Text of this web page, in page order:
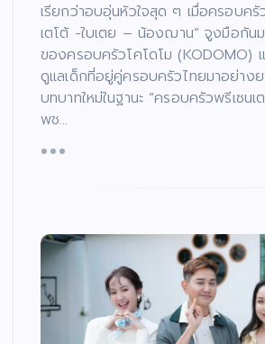
เรียกว่าอบอุ่นหัวใจสุด ๆ เมื่อครอบค
เตโต้ -ใบเตย – น้องฌาน” จูงมือกันม
ของครอบครัวโคโดโม
ดูแลเด็กที่อยู่คู่ครอบครัวไทยมาอย่าง
บทบาทใหม่ในฐานะ “ครอบครัวพรีเซนเ
พช…